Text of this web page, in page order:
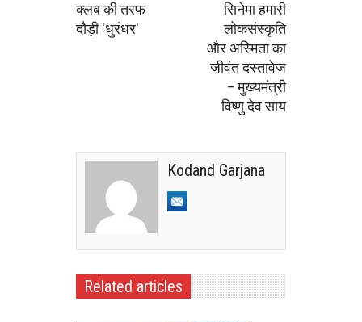
क्लब की तरफ
दौड़ी 'धुरंधर'
सिनेमा हमारी
लोकसंस्कृति
और अस्मिता का
जीवंत दस्तावेज
– मुख्यमंत्री
विष्णु देव साय
Kodand Garjana
Related articles